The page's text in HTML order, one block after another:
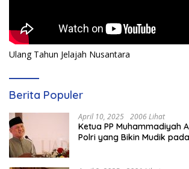
Ulang Tahun Jelajah Nusantara
Berita Populer
April 10, 2025 2006 Lihat
Ketua PP Muhammadiyah
Polri yang Bikin Mudik